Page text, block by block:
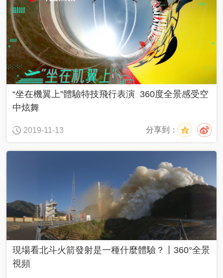
“坐在機翼上”體驗特技飛行表演 360度全景感受空
中炫舞
2019-11-13 分享到：
現場看北斗火箭發射是一種什麼體驗？丨360°全景
視頻